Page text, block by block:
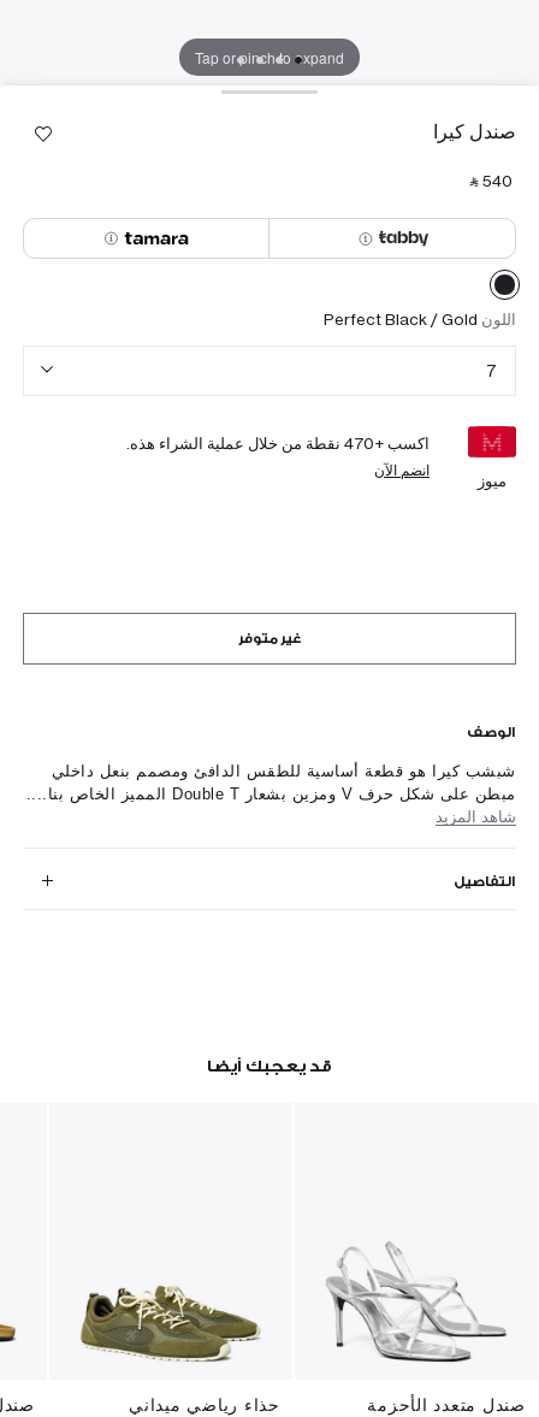
Tap or pinch to expand
صندل كيرا
‎ ⃁ ⁦540⁩ ‎
اللون Perfect Black / Gold
7
ميوز
اكسب +470 نقطة من خلال عملية الشراء هذه.
انضم الآن
غير متوفر
الوصف
شبشب كيرا هو قطعة أساسية للطقس الدافئ ومصمم بنعل داخلي
مبطن على شكل حرف V ومزين بشعار Double T المميز الخاص بنا....
شاهد المزيد
التفاصيل
قد يعجبك أيضا
صندل متعدد الأحزمة حذاء رياضي ميداني